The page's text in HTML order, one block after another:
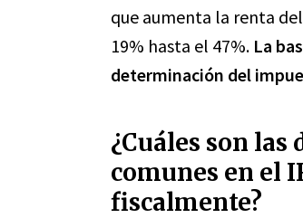
que aumenta la renta
19% hasta el 47%. La
determinación del
¿Cuáles son
comunes en el
fiscalmente?